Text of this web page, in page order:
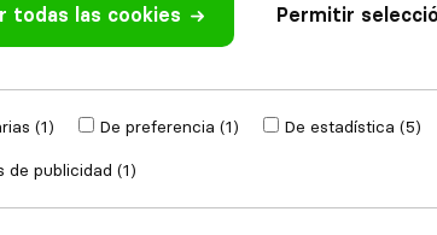
una valoración
todas las cookies Permitir
(1) De preferencia (1)
De estadística (5)
de publicidad (1)